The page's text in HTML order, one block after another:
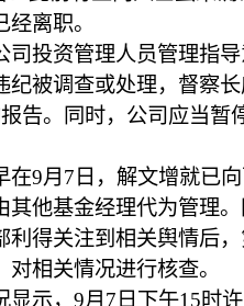
离职。
投资管理人员管理指导
纪被调查或处理，督察
告。同时，公司应当暂
9月7日，解文增就已向
其他基金经理代为管理
利得关注到相关舆情后
相关情况进行核查。
示，9月7日下午15时